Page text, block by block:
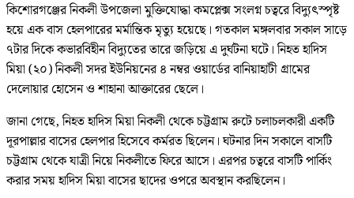
কিশোরগঞ্জের নিকলী উপজেলা মুক্তিযোদ্ধা কমপ্লেক্স সংলগ্ন চত্বরে বিদ্যুৎস্পৃষ্ট
হয়ে এক বাস হেলপারের মর্মান্তিক মৃত্যু হয়েছে। গতকাল মঙ্গলবার সকাল সাড়ে
৭টার দিকে কভারবিহীন বিদ্যুতের তারে জড়িয়ে এ দুর্ঘটনা ঘটে। নিহত হাদিস
মিয়া (২০) নিকলী সদর ইউনিয়নের ৪ নম্বর ওয়ার্ডের বানিয়াহাটী গ্রামের
দেলোয়ার হোসেন ও শাহানা আক্তারের ছেলে।
জানা গেছে, নিহত হাদিস মিয়া নিকলী থেকে চট্টগ্রাম রুটে চলাচলকারী একটি
দূরপাল্লার বাসের হেলপার হিসেবে কর্মরত ছিলেন। ঘটনার দিন সকালে বাসটি
চট্টগ্রাম থেকে যাত্রী নিয়ে নিকলীতে ফিরে আসে। এরপর চত্বরে বাসটি পার্কিং
করার সময় হাদিস মিয়া বাসের ছাদের ওপরে অবস্থান করছিলেন।